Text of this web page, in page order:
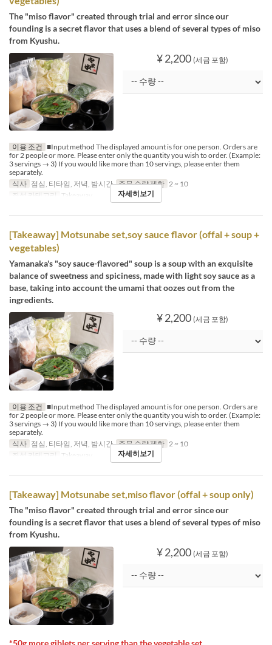
The "miso flavor" created through trial and error since our
founding is a secret flavor that uses a blend of several types of miso
from Kyushu.
¥ 2,200 (세금 포함)
이용 조건 ■Input method The displayed amount is for one person. Orders are
for 2 people or more. Please enter only the quantity you wish to order. (Example:
3 servings → 3) If you would like more than 10 servings, please enter them
separately.
식사 점심, 티타임, 저녁, 밤시간 주문 수량 제한 2 ~ 10
좌석 카테고리
Takeaway 자세히보기
[Takeaway] Motsunabe set,soy sauce flavor (offal + soup +
vegetables)
Yamanaka's "soy sauce-flavored" soup is a soup with an exquisite
balance of sweetness and spiciness, made with light soy sauce as a
base, taking into account the umami that oozes out from the
ingredients.
¥ 2,200 (세금 포함)
이용 조건 ■Input method The displayed amount is for one person. Orders are
for 2 people or more. Please enter only the quantity you wish to order. (Example:
3 servings → 3) If you would like more than 10 servings, please enter them
separately.
식사 점심, 티타임, 저녁, 밤시간 주문 수량 제한 2 ~ 10
좌석 카테고리
Takeaway 자세히보기
[Takeaway] Motsunabe set,miso flavor (offal + soup only)
The "miso flavor" created through trial and error since our
founding is a secret flavor that uses a blend of several types of miso
from Kyushu.
¥ 2,200 (세금 포함)
*50g more giblets per serving than the vegetable set